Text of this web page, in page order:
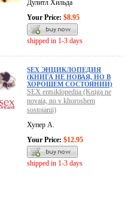
Дулитл Хильда
Your Price: $8.95
shipped in 1-3 days
SEX ЭНЦИКЛОПЕДИЯ
(КНИГА НЕ НОВАЯ, НО В
ХОРОШЕМ СОСТОЯНИИ)
SEX entsiklopediia (Kniga ne
novaia, no v khoroshem
sostoianii)
Хупер А.
Your Price: $12.95
shipped in 1-3 days